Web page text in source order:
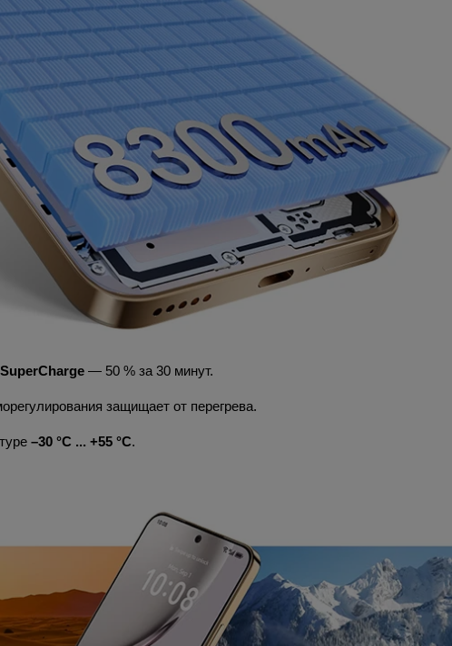
— 50 % за 30 минут.
защищает от перегрева.
–30 °C ... +55 °C.